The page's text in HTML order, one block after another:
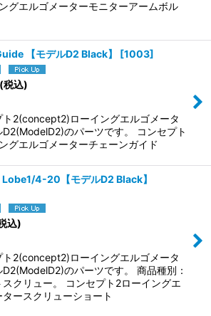
グエルゴメーターモニターアームボル
【モデルD2 Black】 [1003]
(税込)
ト2(concept2)ローイングエルゴメータ
D2(ModelD2)のパーツです。 コンセプト
グエルゴメーターチェーンガイド
4-20【モデルD2 Black】
込)
ト2(concept2)ローイングエルゴメータ
D2(ModelD2)のパーツです。 商品種別：
スクリュー。 コンセプト2ローイングエ
タースクリューショート